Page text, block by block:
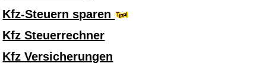
Kfz-Steuern sparen
Kfz Steuerrechner
Kfz Versicherungen